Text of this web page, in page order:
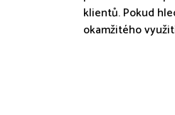
klientů. Pokud
okamžitého